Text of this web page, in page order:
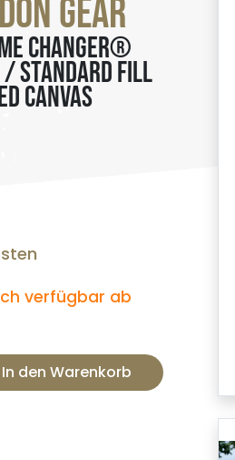
GEAR
CHANGER®
/ STANDARD FILL
CANVAS
verfügbar ab
In den Warenkorb